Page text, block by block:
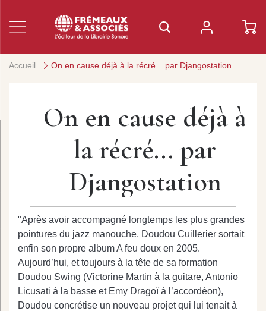
Accueil On en cause déjà à la récré... par Djangostation
On en cause déjà à
la récré... par
Djangostation
"Après avoir accompagné longtemps les plus grandes
pointures du jazz manouche, Doudou Cuillerier sortait
enfin son propre album A feu doux en 2005.
Aujourd’hui, et toujours à la tête de sa formation
Doudou Swing (Victorine Martin à la guitare, Antonio
Licusati à la basse et Emy Dragoï à l’accordéon),
Doudou concrétise un nouveau projet qui lui tenait à